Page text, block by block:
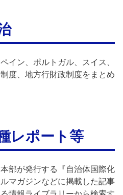
イン、ポルトガル、スイス、
度、地方行財政制度をまとめ
レポート等
部が発行する『自治体国際化
マガジンなどに掲載した記事